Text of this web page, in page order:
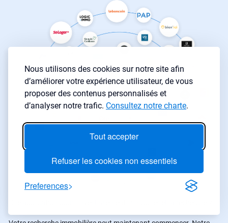
Nous utilisons des cookies sur notre site afin
d’améliorer votre expérience utilisateur, de vous
proposer des contenus personnalisés et
d’analyser notre trafic. Consultez notre charte.
Tout accepter
Refuser les cookies non essentiels
Preferences